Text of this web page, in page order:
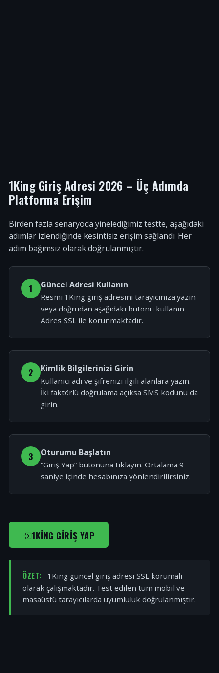
1King Giriş Adresi 2026 – Üç Adımda
Platforma Erişim
Birden fazla senaryoda yinelediğimiz testte, aşağıdaki
adımlar izlendiğinde kesintisiz erişim sağlandı. Her
adım bağımsız olarak doğrulanmıştır.
1 Güncel Adresi Kullanın
Resmi 1King giriş adresini tarayıcınıza yazın
veya doğrudan aşağıdaki butonu kullanın.
Adres SSL ile korunmaktadır.
2 Kimlik Bilgilerinizi Girin
Kullanıcı adı ve şifrenizi ilgili alanlara yazın.
İki faktörlü doğrulama açıksa SMS kodunu da
girin.
3 Oturumu Başlatın
“Giriş Yap” butonuna tıklayın. Ortalama 9
saniye içinde hesabınıza yönlendirilirsiniz.
1KING GIRIŞ YAP
ÖZET:
1King güncel giriş adresi SSL korumalı
olarak çalışmaktadır. Test edilen tüm mobil ve
masaüstü tarayıcılarda uyumluluk doğrulanmıştır.